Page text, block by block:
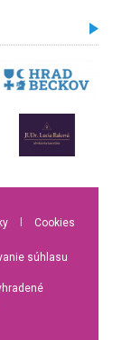
Cookies
súhlasu